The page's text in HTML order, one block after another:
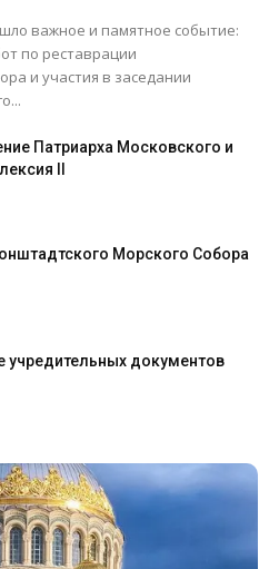
важное и памятное событие:
по реставрации
и участия в заседании
Патриарха Московского и
II
Морского Собора
учредительных документов